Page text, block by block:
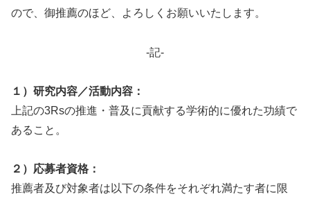
ので、御推薦のほど、よろしくお願いいたします。
-記-
１）研究内容／活動内容：
上記の3Rsの推進・普及に貢献する学術的に優れた功績で
あること。
２）応募者資格：
推薦者及び対象者は以下の条件をそれぞれ満たす者に限